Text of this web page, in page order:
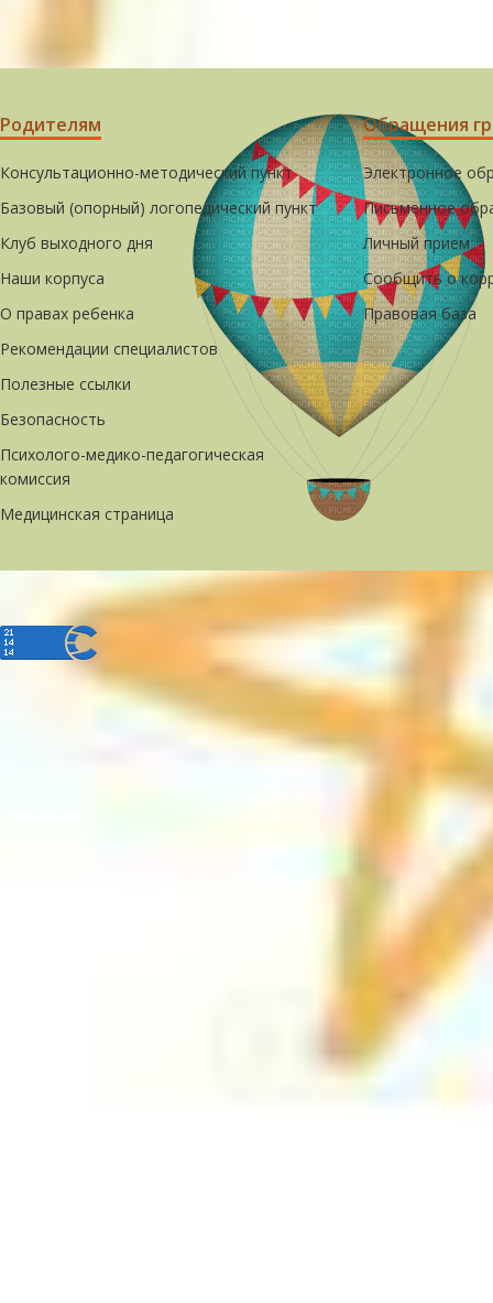
Родителям
Консультационно-методический пункт
Базовый (опорный) логопедический пункт
Клуб выходного дня
Наши корпуса
О правах ребенка
Рекомендации специалистов
Полезные ссылки
Безопасность
Психолого-медико-педагогическая
комиссия
Медицинская страница
Обращения
Электронное
Письменное
Личный прием
Сообщить о
Правовая база